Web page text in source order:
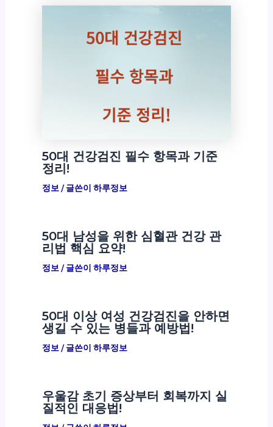
50대 건강검진 필수 항목과 기준
정리!
정보 / 글쓴이 하루정보
50대 남성을 위한 심혈관 건강 관
리법 핵심 요약!
정보 / 글쓴이 하루정보
50대 이상 여성 건강검진을 안하면
생길 수 있는 병들과 예방법!
정보 / 글쓴이 하루정보
우울감 초기 증상부터 회복까지 실
질적인 대응법!